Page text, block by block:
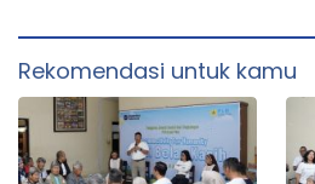
Rekomendasi untuk kamu